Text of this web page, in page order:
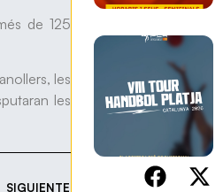
de 125
les
les
SIGUIENTE